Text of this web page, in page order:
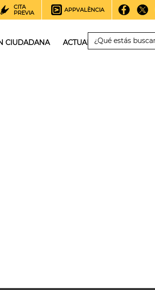
CITA
PREVIA
APPVALÈNCIA
CIUDADANA ACTUALIDAD